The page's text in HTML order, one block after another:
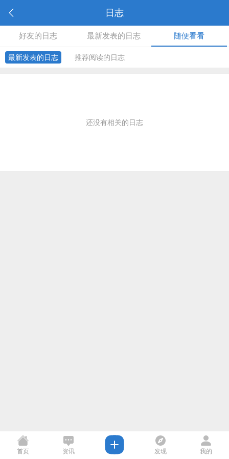
日志
好友的日志 最新发表的日志 随便看看
最新发表的日志 推荐阅读的日志
还没有相关的日志
首页 资讯 发现 我的